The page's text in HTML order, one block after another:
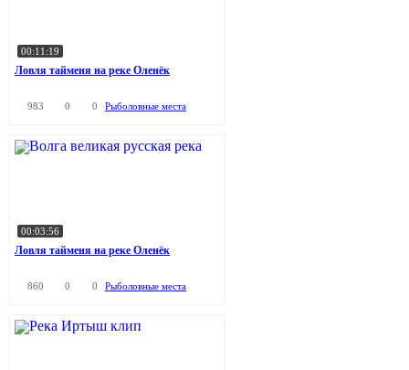
00:11:19
Ловля тайменя на реке Оленёк
983 0 0 Рыболовные места
00:03:56
Ловля тайменя на реке Оленёк
860 0 0 Рыболовные места